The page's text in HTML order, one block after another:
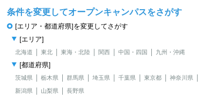
条件を変更してオープンキャンパスをさがす
[エリア・都道府県]を変更してさがす
[エリア]
北海道 東北 東海・北陸 関西 中国・四国 九州・沖縄
[都道府県]
茨城県 栃木県 群馬県 埼玉県 千葉県 東京都
神奈川県
新潟県
山梨県 長野県